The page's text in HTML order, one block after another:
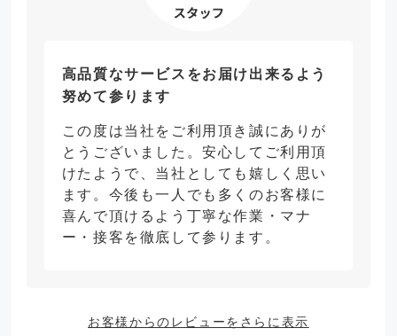
高品質なサービスをお届け出来るよう
努めて参ります
この度は当社をご利用頂き誠にありが
とうございました。安心してご利用頂
けたようで、当社としても嬉しく思い
ます。今後も一人でも多くのお客様に
喜んで頂けるよう丁寧な作業・マナ
ー・接客を徹底して参ります。
お客様からのレビューをさらに表示